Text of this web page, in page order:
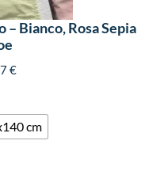
– Bianco, Rosa Sepia
€
cm